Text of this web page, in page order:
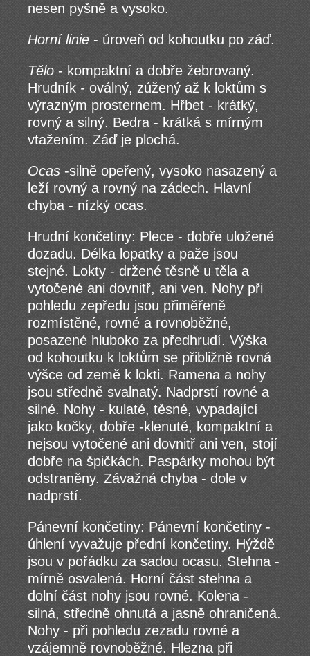
nesen pyšně a vysoko.
Horní linie - úroveň od kohoutku po záď.
Tělo - kompaktní a dobře žebrovaný.
Hrudník - oválný, zúžený až k loktům s
výrazným prosternem. Hřbet - krátký,
rovný a silný. Bedra - krátká s mírným
vtažením. Záď je plochá.
Ocas -silně opeřený, vysoko nasazený a
leží rovný a rovný na zádech. Hlavní
chyba - nízký ocas.
Hrudní končetiny: Plece - dobře uložené
dozadu. Délka lopatky a paže jsou
stejné. Lokty - držené těsně u těla a
vytočené ani dovnitř, ani ven. Nohy při
pohledu zepředu jsou přiměřeně
rozmístěné, rovné a rovnoběžné,
posazené hluboko za předhrudí. Výška
od kohoutku k loktům se přibližně rovná
výšce od země k lokti. Ramena a nohy
jsou středně svalnatý. Nadprstí rovné a
silné. Nohy - kulaté, těsné, vypadající
jako kočky, dobře -klenuté, kompaktní a
nejsou vytočené ani dovnitř ani ven, stojí
dobře na špičkách. Paspárky mohou být
odstraněny. Závažná chyba - dole v
nadprstí.
Pánevní končetiny: Pánevní končetiny -
úhlení vyvažuje přední končetiny. Hýždě
jsou v pořádku za sadou ocasu. Stehna -
mírně osvalená. Horní část stehna a
dolní část nohy jsou rovné. Kolena -
silná, středně ohnutá a jasně ohraničená.
Nohy - při pohledu zezadu rovné a
vzájemně rovnoběžné. Hlezna při